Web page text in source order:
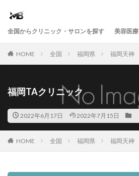
全国からクリニック・サロンを探す 美容医療
HOME 全国 福岡県 福岡天神
福岡TAクリニック
2022年6月17日 2022年7月15日
HOME 全国 福岡県 福岡天神